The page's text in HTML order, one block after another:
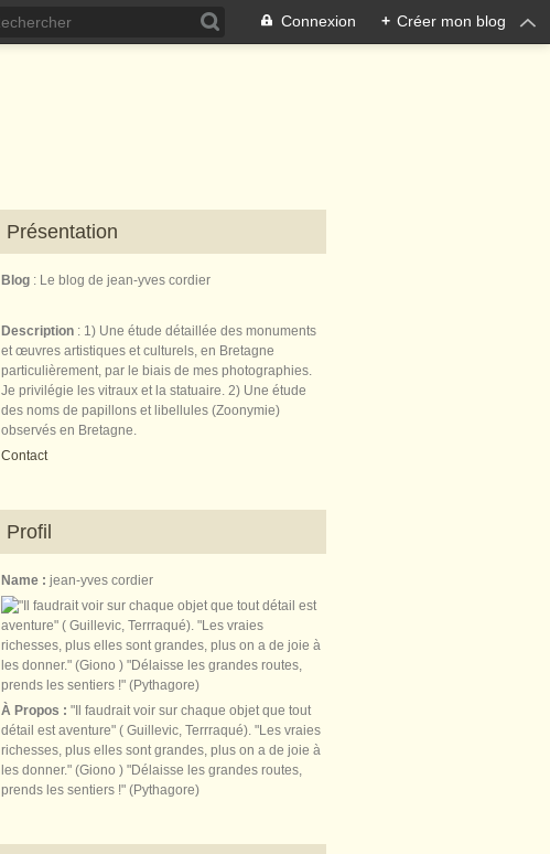
Connexion + Créer mon blog
Présentation
Blog : Le blog de jean-yves cordier
Description : 1) Une étude détaillée des monuments
et œuvres artistiques et culturels, en Bretagne
particulièrement, par le biais de mes photographies.
Je privilégie les vitraux et la statuaire. 2) Une étude
des noms de papillons et libellules (Zoonymie)
observés en Bretagne.
Contact
Profil
Name : jean-yves cordier
À Propos : "Il faudrait voir sur chaque objet que tout
détail est aventure" ( Guillevic, Terrraqué). "Les vraies
richesses, plus elles sont grandes, plus on a de joie à
les donner." (Giono ) "Délaisse les grandes routes,
prends les sentiers !" (Pythagore)